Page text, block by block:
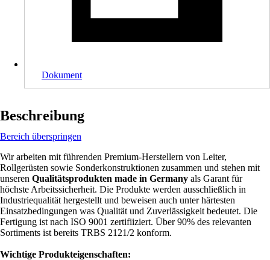
Dokument
Beschreibung
Bereich überspringen
Wir arbeiten mit führenden Premium-Herstellern von Leiter,
Rollgerüsten sowie Sonderkonstruktionen zusammen und stehen mit
unseren Qualitätsprodukten made in Germany als Garant für
höchste Arbeitssicherheit. Die Produkte werden ausschließlich in
Industriequalität hergestellt und beweisen auch unter härtesten
Einsatzbedingungen was Qualität und Zuverlässigkeit bedeutet. Die
Fertigung ist nach ISO 9001 zertifiiziert. Über 90% des relevanten
Sortiments ist bereits TRBS 2121/2 konform.
Wichtige Produkteigenschaften: